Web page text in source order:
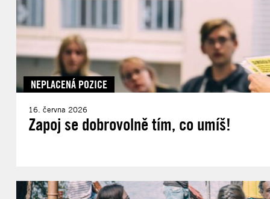
NEPLACENÁ POZICE
16. června 2026
Zapoj se dobrovolně tím, co umíš!